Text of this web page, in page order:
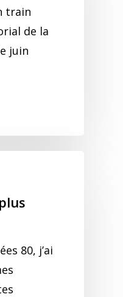
train
de la
juin
80, j’ai